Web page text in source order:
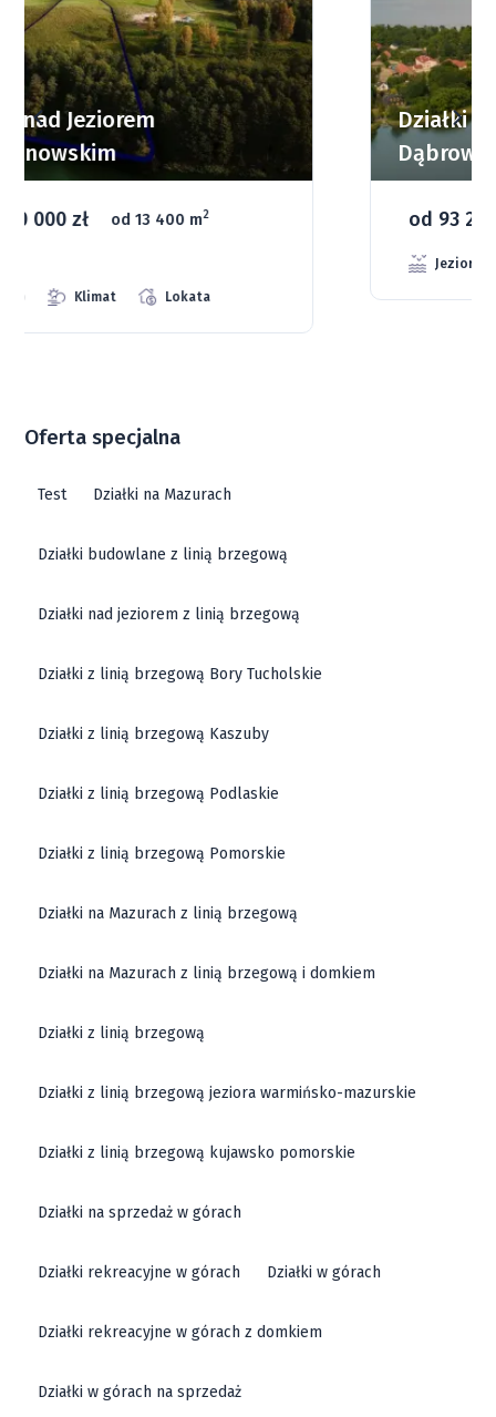
Działki budowlane nad Jeziorem
Dąbrowa Mała
od 93 280 zł
Oferta specjalna
Test Działki na Mazurach
Działki budowlane z linią brzegową
Działki nad jeziorem z linią brzegową
Działki z linią brzegową Bory Tucholskie
Działki z linią brzegową Kaszuby
Działki z linią brzegową Podlaskie
Działki z linią brzegową Pomorskie
Działki na Mazurach z linią brzegową
Działki na Mazurach z linią brzegową i domkiem
Działki z linią brzegową
Działki z linią brzegową jeziora warmińsko-mazurskie
Działki z linią brzegową kujawsko pomorskie
Działki na sprzedaż w górach
Działki rekreacyjne w górach Działki w górach
Działki rekreacyjne w górach z domkiem
Działki w górach na sprzedaż